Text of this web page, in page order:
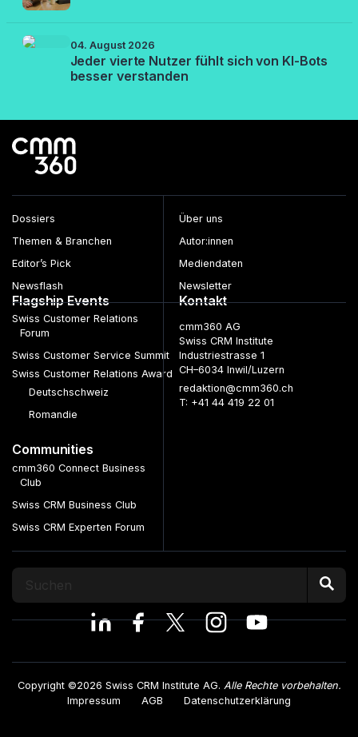
04. August 2026
Jeder vierte Nutzer fühlt sich von KI-Bots
besser verstanden
Dossiers
Themen & Branchen
Editor’s Pick
Newsflash
Über uns
Autor:innen
Mediendaten
Newsletter
Flagship Events
Swiss Customer Relations
Forum
Swiss Customer Service Summit
Swiss Customer Relations Award
Deutschschweiz
Romandie
Communities
cmm360 Connect Business
Club
Swiss CRM Business Club
Swiss CRM Experten Forum
Kontakt
cmm360 AG
Swiss CRM Institute
Industriestrasse 1
CH–6034 Inwil/Luzern
redaktion@cmm360.ch
T: +41 44 419 22 01
Copyright ©2026 Swiss CRM Institute AG. Alle Rechte vorbehalten.
Impressum
AGB Datenschutzerklärung